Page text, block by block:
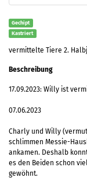
Gechipt
Kastriert
vermittelte Tiere 2.
Beschreibung
17.09.2023: Willy ist
07.06.2023
Charly und Willy
schlimmen Messie-
ankamen. Deshalb
es den Beiden schon
gewöhnt.